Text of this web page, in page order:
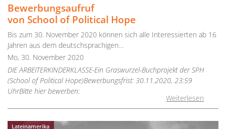
Bewerbungsaufruf
von School of Political Hope
Bis zum 30. November 2020 können sich alle Interessierten ab 16
Jahren aus dem deutschsprachigen…
Mo, 30. November 2020
DIE ARBEITERKINDERKLASSE-Ein Graswurzel-Buchprojekt der SPH
(School of Political Hope)Bewerbungsfrist: 30.11.2020, 23:59
UhrBitte hier bewerben:
Weiterlesen
Lateinamerika